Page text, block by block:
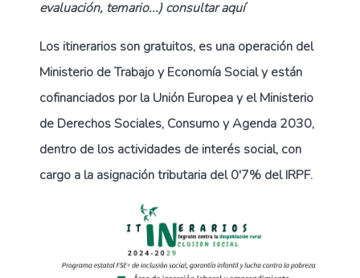
evaluación, temario...) consultar aquí
Los itinerarios son gratuitos, es una operación del
Ministerio de Trabajo y Economía Social y están
cofinanciados por la Unión Europea y el Ministerio
de Derechos Sociales, Consumo y Agenda 2030,
dentro de los actividades de interés social, con
cargo a la asignación tributaria del 0'7% del IRPF.